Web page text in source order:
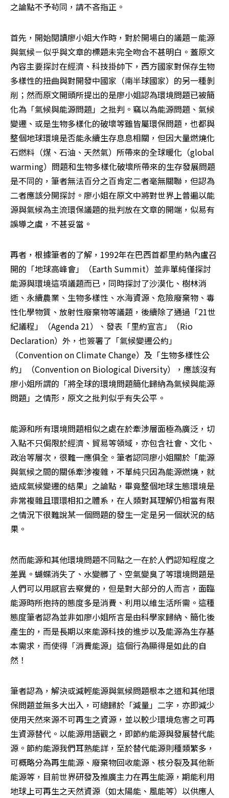
之論點不予茍同，請不吝指正。
首先，開始閱讀廖小姐大作時，對於開場白的議題－能源
與氣候－似乎與文章的標題未完全吻合不甚明白。蓋原文
內容主要探討在經濟、科技掛帥下，西方國家對保存生物
多樣性的扭曲與對開發中國家（南半球國家）的另一種剝
削；然而原文開頭所提出的是廖小姐認為環境問題已被簡
化為「氣候與能源問題」之批判。竊以為能源問題、氣候
變遷、或是生物多樣化的破壞等雖皆屬環保問題，也都與
整個地球環境是否能永續生存息息相關，但因大量燃燒化
石燃料（煤、石油、天然氣）所帶來的全球暖化（global
warming）問題和生物多樣化破壞所帶來的生存發展問題
是不同的，筆者無法百分之百肯定二者毫無關聯，但認為
二者應該分開探討。廖小姐在原文中將對世界上普遍以能
源與氣候為主流環保議題的批判放在文章的開端，似易有
誤導之虞，不甚妥當。
再者，根據筆者的了解，1992年在巴西首都里約熱內盧召
開的「地球高峰會」（Earth Summit）並非單純僅探討
能源與環境這項議題而已，同時探討了沙漠化、樹林消
逝、永續農業、生物多樣性、水海資源、危險廢棄物、毒
性化學物質、放射性廢棄物等議題，後續除了通過「21世
紀議程」（Agenda 21）、發表「里約宣言」（Rio
Declaration）外，也簽署了「氣候變遷公約」
（Convention on Climate Change）及「生物多樣性公
約」（Convention on Biological Diversity），應該沒有
廖小姐所謂的「將全球的環境問題簡化歸納為氣候與能源
問題」之情形，原文之批判似乎有失公平。
能源和所有環境問題相似之處在於牽涉層面極為廣泛，切
入點不只侷限於經濟、貿易等領域，亦包含社會、文化、
政治等層次，很難一應俱全。筆者認同廖小姐關於「能源
與氣候之間的關係牽涉複雜，不單純只因為能源燃燒，就
造成氣候變遷的結果」之論點，畢竟整個地球生態環境是
非常複雜且環環相扣之體系，在人類對其理解仍相當有限
之情況下很難說某一個問題的發生一定是另一個狀況的結
果。
然而能源和其他環境問題不同點之一在於人們認知程度之
差異。蝴蝶消失了、水變髒了、空氣變臭了等環境問題是
人們可以用感官去察覺的，但是對大部分的人而言，面臨
能源時所抱持的態度多是消費、利用以維生活所需。這種
態度筆者認為並非如廖小姐所言是由科學家歸納、簡化後
產生的，而是長期以來能源科技的進步以及能源為生存基
本需求，而使得「消費能源」這個行為顯得是如此的自
然！
筆者認為，解決或減輕能源與氣候問題根本之道和其他環
保問題並無多大出入，可總歸於「減量」二字，亦即減少
使用天然來源不可再生之資源，並以較少環境危害之可再
生資源替代。以能源用語觀之，即節約能源與發展替代能
源。節約能源我們耳熟能詳，至於替代能源則種類繁多，
可概略分為再生能源、廢棄物回收能源、核分裂及其他新
能源等，目前世界研發及推廣主力在再生能源，期能利用
地球上可再生之天然資源（如太陽能、風能等）以供應人